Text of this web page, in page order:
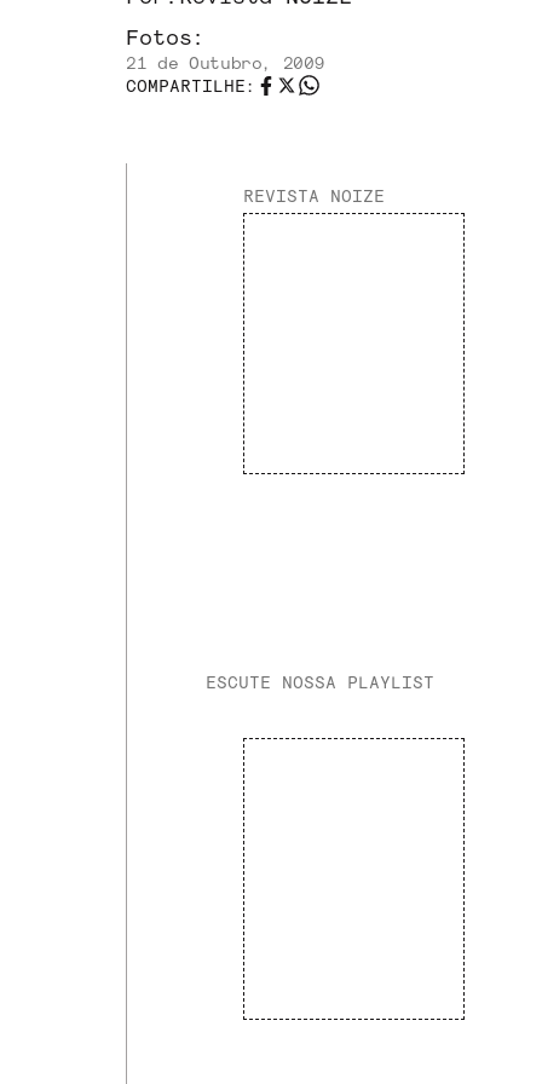
Fotos:
21 de Outubro, 2009
COMPARTILHE:
REVISTA NOIZE
ESCUTE NOSSA PLAYLIST